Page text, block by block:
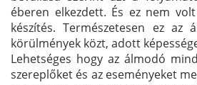
éberen elkezdett. És ez nem
készítés. Természetesen ez az
körülmények közt, adott
Lehetséges hogy az álmodó
szereplőket és az eseményeket